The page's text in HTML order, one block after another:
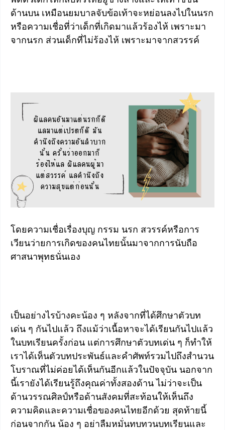
ด้านบน เหมือนยมบาลจับข้อเท้าจะหย่อนลงไปในนรก
หรือความเชื่อที่ว่าเด็กที่เกิดมาแล้วร้องไห้ เพราะมา
จากนรก ส่วนเด็กที่ไม่ร้องไห้ เพราะมาจากสวรรค์
โดยความเชื่อเรื่องบุญ กรรม นรก สวรรค์หรือการ
เวียนว่ายการเกิดของคนไทยนั้นมาจากการนับถือ
ศาสนาพุทธนั่นเอง
เป็นอย่างไรบ้างคะน้อง ๆ หลังจากที่ได้ศึกษาตัวบท
เด่น ๆ กันไปแล้ว ถึงแม้ว่าเนื้อหาจะได้เรียนกันไปแล้ว
ในบทเรียนครั้งก่อน แต่การศึกษาตัวบทเด่น ๆ ก็ทำให้
เราได้เห็นตัวบทประพันธ์และคำศัพท์รวมไปถึงสำนวน
โบราณที่ไม่ค่อยได้เห็นกันอีกแล้วในปัจจุบัน นอกจาก
นี้เรายังได้เรียนรู้ถึงคุณค่าทั้งสองด้าน ไม่ว่าจะเป็น
ด้านวรรณศิลป์หรือด้านสังคมที่สะท้อนให้เห็นถึง
ความคิดและความเชื่อของคนไทยอีกด้วย สุดท้ายนี้
ก่อนจากกัน น้อง ๆ อย่าลืมหมั่นทบทวนบทเรียนและ